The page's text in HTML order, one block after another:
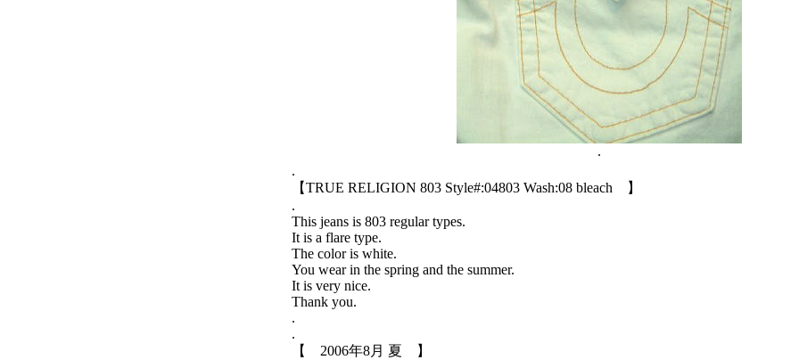
.
.
【TRUE RELIGION 803 Style#:04803 Wash:08 bleach 】
.
This jeans is 803 regular types.
It is a flare type.
The color is white.
You wear in the spring and the summer.
It is very nice.
Thank you.
.
.
【 2006年8月 夏 】